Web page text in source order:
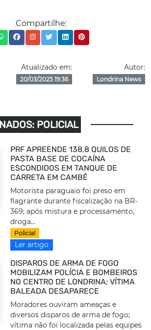
Compartilhe:
Atualizado em:
20/03/2025 19:36
Autor:
Londrina News
POLICIAL
PRF APREENDE 138,8 QUILOS DE
PASTA BASE DE COCAÍNA
ESCONDIDOS EM TANQUE DE
CARRETA EM CAMBÉ
Motorista paraguaio foi preso em
flagrante durante fiscalização na BR-
369; após mistura e processamento,
droga...
Policial
Ler artigo
DISPAROS DE ARMA DE FOGO
MOBILIZAM POLÍCIA E BOMBEIROS
NO CENTRO DE LONDRINA; VÍTIMA
BALEADA DESAPARECE
Moradores ouviram ameaças e
diversos disparos de arma de fogo;
vítima não foi localizada pelas equipes